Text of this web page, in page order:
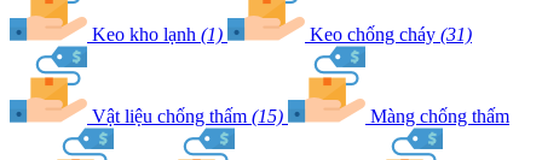
Keo kho lạnh (1) Keo chống cháy (31)
Vật liệu chống thấm (15) Màng chống thấm